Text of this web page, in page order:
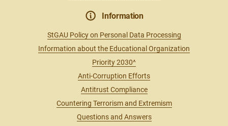
Information
StGAU Policy on Personal Data Processing
Information about the Educational Organization
Priority 2030^
Anti-Corruption Efforts
Antitrust Compliance
Countering Terrorism and Extremism
Questions and Answers